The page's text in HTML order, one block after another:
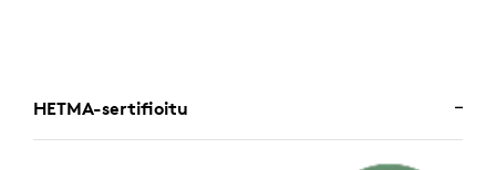
HETMA-sertifioitu